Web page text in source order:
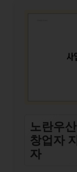
노란우
창업자
자